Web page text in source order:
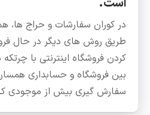
است.
در کوران سفارشات و حراج ها،
طریق روش های دیگر در حال
کردن فروشگاه اینترنتی با
بین فروشگاه و حسابداری
سفارش گیری بیش از موجودی